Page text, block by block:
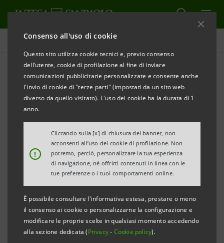
Consenso all'uso di cookie
Questo sito utilizza cookie tecnici e, previo consenso
dell’utente, cookie di profilazione al fine di inviare
comunicazioni pubblicitarie personalizzate e consente anche
l'invio di cookie di "terze parti" (impostati da un sito web
diverso da quello visitato). L'uso dei cookie ha la durata di 1
anno.
!
Cliccando sulla [x] di chiusura del banner, non
acconsenti all’uso dei cookie di profilazione. Non
potremo, perciò, personalizzare la tua esperienza
di navigazione, né offrirti contenuti in linea con le
tue preferenze o i tuoi comportamenti online.
È possibile consultare l'informativa estesa, prestare o meno
il consenso ai cookie o personalizzarne la configurazione e
modificare le proprie scelte in qualsiasi momento accedendo
alla sezione dedicata (Privacy- Cookie policy).
Comunicati stampa
STAMPA AGGIORNA
COMUNICATO STAMPA
VENETOCENTRO PER LO SVILUPPO DELLE FILIERE
PRODUTTIVE DI ECCELLENZA
• Presentato oggi a Padova alle imprese associate
ad Assindustria Venetocentro il “Programma
Filiere”.
• Nelle province di Padova e Treviso hanno aderito
già 23 aziende capofila con circa 3.000 dipendenti,